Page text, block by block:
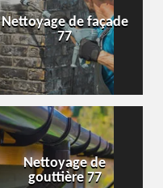
Nettoyage de façade
77
Nettoyage de
gouttière 77